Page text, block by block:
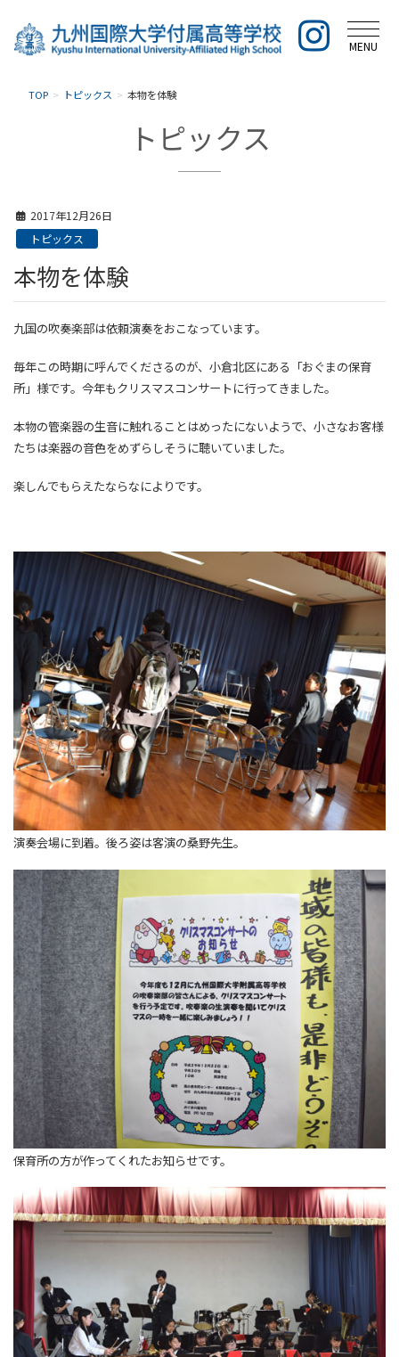
MENU
TOP トピックス 本物を体験
トピックス
2017年12月26日
トピックス
本物を体験
九国の吹奏楽部は依頼演奏をおこなっています。
毎年この時期に呼んでくださるのが、小倉北区にある「おぐまの保育
所」様です。今年もクリスマスコンサートに行ってきました。
本物の管楽器の生音に触れることはめったにないようで、小さなお客様
たちは楽器の音色をめずらしそうに聴いていました。
楽しんでもらえたならなによりです。
演奏会場に到着。後ろ姿は客演の桑野先生。
保育所の方が作ってくれたお知らせです。